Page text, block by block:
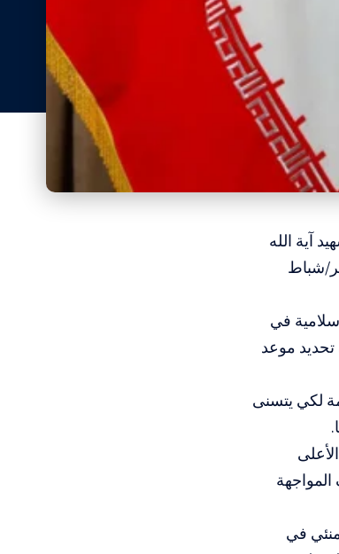
آية الله
الأمريكية الإسرائيلية على طهران في 28 فبراير/شباط
في
موعد
لكي يتسنى
المرشد الأعلى
في